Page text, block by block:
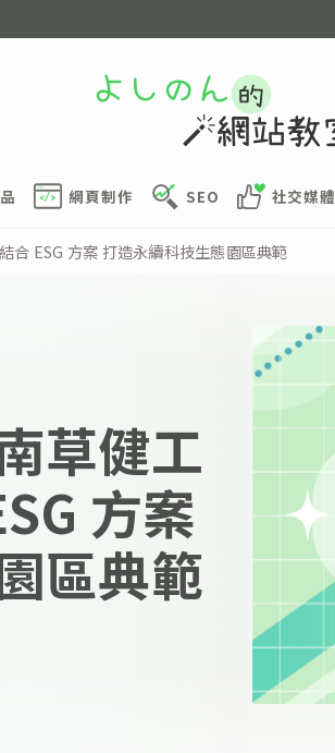
網頁制作 SEO 社交媒體
合 ESG 方案 打造永續科技生態園區典範
草健工
方案
區典範